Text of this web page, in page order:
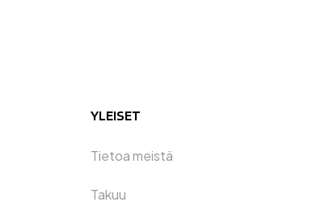
YLEISET
Tietoa meistä
Takuu